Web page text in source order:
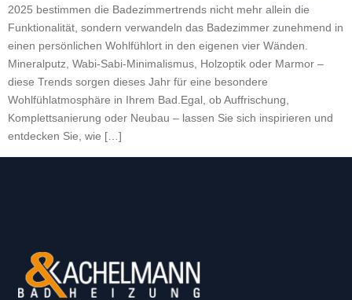
2025 bestimmen die Badezimmertrends nicht mehr allein die
Funktionalität, sondern verwandeln das Badezimmer zunehmend in
einen persönlichen Wohlfühlort in den eigenen vier Wänden.
Mineralputz, Wabi-Sabi-Minimalismus, Holzoptik oder Marmor –
diese Trends sorgen dieses Jahr für eine besondere
Wohlfühlatmosphäre in Ihrem Bad.Egal, ob Auffrischung,
Komplettsanierung oder Neubau – lassen Sie sich inspirieren und
entdecken Sie, wie […]